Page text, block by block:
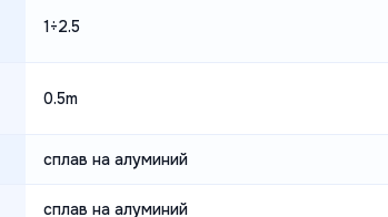
1÷2.5
0.5m
сплав на алуминий
сплав на алуминий